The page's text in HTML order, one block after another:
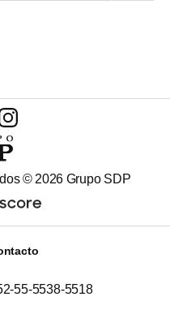
© 2026 Grupo SDP
55-5538-5518